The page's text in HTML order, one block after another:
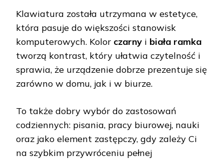
Klawiatura została utrzymana w estetyce,
która pasuje do większości stanowisk
komputerowych. Kolor czarny i biała ramka
tworzą kontrast, który ułatwia czytelność i
sprawia, że urządzenie dobrze prezentuje się
zarówno w domu, jak i w biurze.
To także dobry wybór do zastosowań
codziennych: pisania, pracy biurowej, nauki
oraz jako element zastępczy, gdy zależy Ci
na szybkim przywróceniu pełnej